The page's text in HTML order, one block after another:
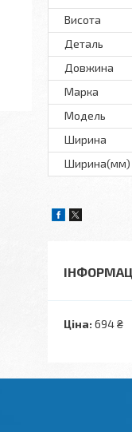
Висота
Деталь
Довжина
Марка
Мoдель
Ширина
Ширина(мм)
Ціна: 694 ₴